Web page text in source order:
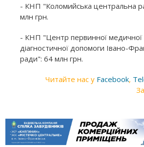
- КНП "Коломийська центральна
млн грн.
- КНП "Центр первинної медичної
діагностичної допомоги Івано-
ради": 64 млн грн.
Читайте нас у Facebook,